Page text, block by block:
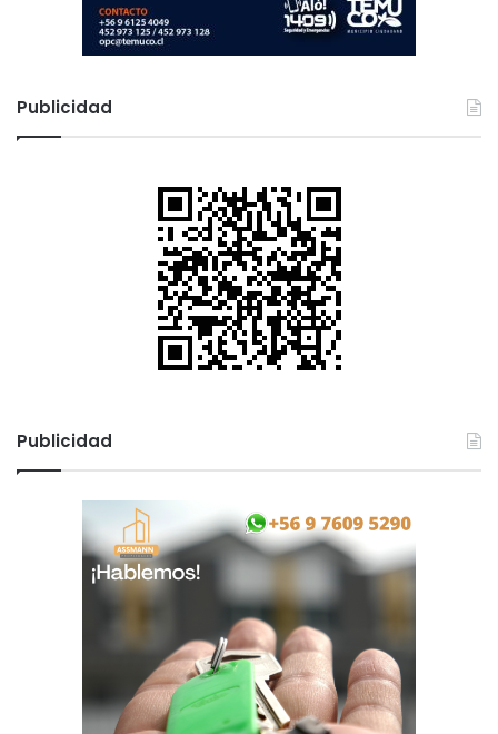
Publicidad
Publicidad